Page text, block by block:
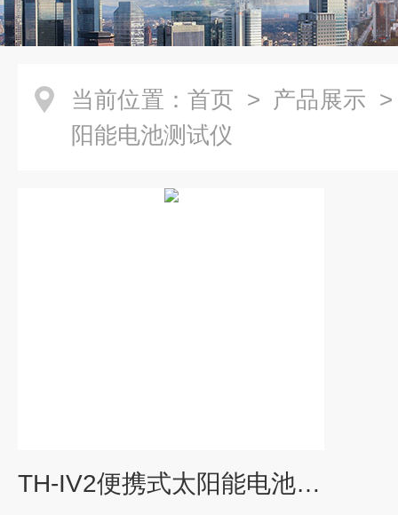
当前位置： 首页 > 产品展示
阳能电池测试仪
TH-IV2便携式太阳能电池测试仪